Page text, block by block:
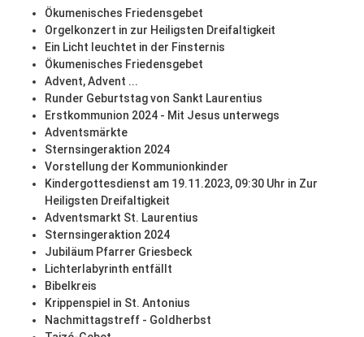
Ökumenisches Friedensgebet
Orgelkonzert in zur Heiligsten Dreifaltigkeit
Ein Licht leuchtet in der Finsternis
Ökumenisches Friedensgebet
Advent, Advent ...
Runder Geburtstag von Sankt Laurentius
Erstkommunion 2024 - Mit Jesus unterwegs
Adventsmärkte
Sternsingeraktion 2024
Vorstellung der Kommunionkinder
Kindergottesdienst am 19.11.2023, 09:30 Uhr in Zur
Heiligsten Dreifaltigkeit
Adventsmarkt St. Laurentius
Sternsingeraktion 2024
Jubiläum Pfarrer Griesbeck
Lichterlabyrinth entfällt
Bibelkreis
Krippenspiel in St. Antonius
Nachmittagstreff - Goldherbst